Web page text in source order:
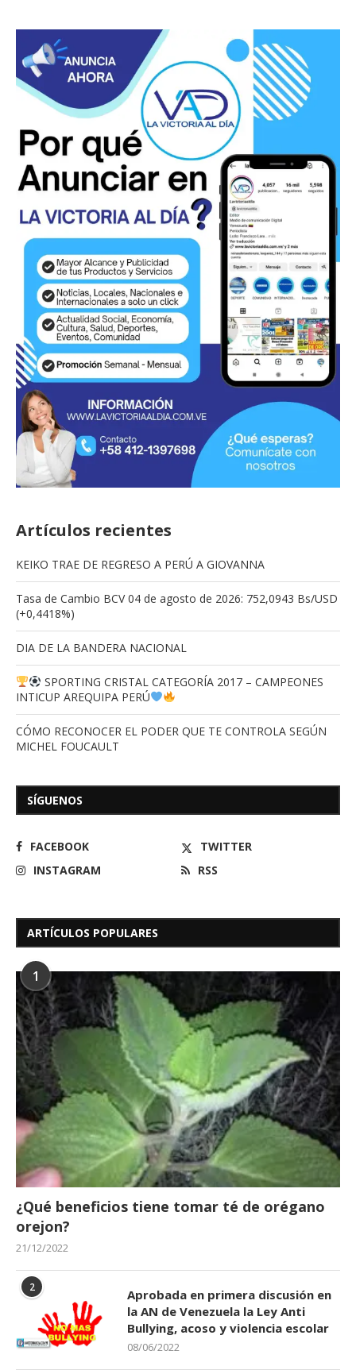
Artículos recientes
KEIKO TRAE DE REGRESO A PERÚ A GIOVANNA
Tasa de Cambio BCV 04 de agosto de 2026: 752,0943 Bs/USD
(+0,4418%)
DIA DE LA BANDERA NACIONAL
SPORTING CRISTAL CATEGORÍA 2017 – CAMPEONES
INTICUP AREQUIPA PERÚ
CÓMO RECONOCER EL PODER QUE TE CONTROLA SEGÚN
MICHEL FOUCAULT
SÍGUENOS
FACEBOOK
TWITTER
INSTAGRAM
RSS
ARTÍCULOS POPULARES
1
¿Qué beneficios tiene tomar té de orégano
orejon?
21/12/2022
2
Aprobada en primera discusión en
la AN de Venezuela la Ley Anti
Bullying, acoso y violencia escolar
08/06/2022